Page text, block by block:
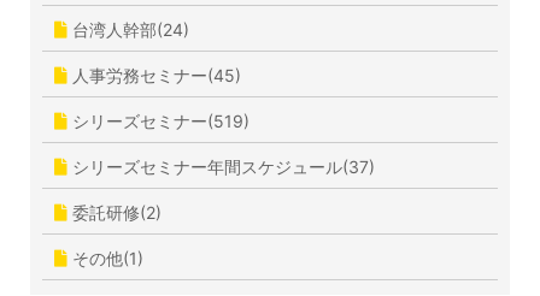
台湾人幹部(24)
人事労務セミナー(45)
シリーズセミナー(519)
シリーズセミナー年間スケジュール(37)
委託研修(2)
その他(1)